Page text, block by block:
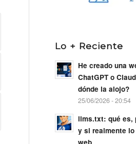
Lo + Reciente
He creado una
ChatGPT o
dónde la alojo?
25/06/2026 - 20:54
llms.txt: qué es,
y si realmente